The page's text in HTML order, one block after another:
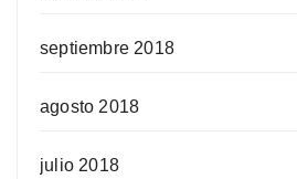
septiembre 2018
agosto 2018
julio 2018